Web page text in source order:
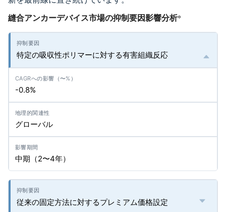
縫合アンカーデバイス市場の抑制要因影響分析*
特定の吸収性ポリマーに対する有害組織反応
-0.8%
グローバル
中期（2〜4年）
従来の固定方法に対するプレミアム価格設定